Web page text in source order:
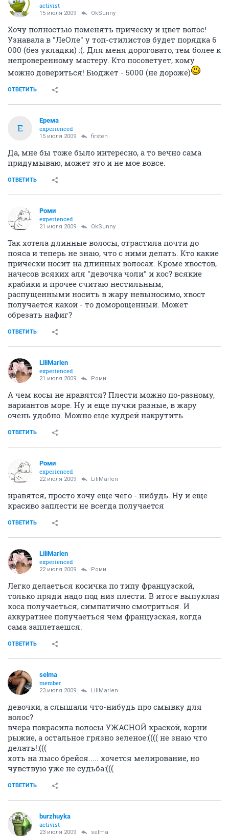
activist
15 июля 2009 OkSunny
Хочу полностью поменять прическу и цвет волос!
Узнавала в "ЛеОле" у топ-стилистов будет порядка 6
000 (без укладки) :(. Для меня дороговато, тем более к
непроверенному мастеру. Кто посоветует, кому
можно довериться! Бюджет - 5000 (не дороже)
ОТВЕТИТЬ
Е
Ерема
experienced
15 июля 2009 firsten
Да, мне бы тоже было интересно, а то вечно сама
придумываю, может это и не мое вовсе.
ОТВЕТИТЬ
Роми
experienced
21 июля 2009 OkSunny
Так хотела длинные волосы, отрастила почти до
пояса и теперь не знаю, что с ними делать. Кто какие
прически носит на длинных волосах. Кроме хвостов,
начесов всяких аля "девочка чоли" и кос? всякие
крабики и прочее считаю нестильным,
распущенными носить в жару невыносимо, хвост
получается какой - то доморощенный. Может
обрезать нафиг?
ОТВЕТИТЬ
LiliMarlen
experienced
21 июля 2009 Роми
А чем косы не нравятся? Плести можно по-разному,
вариантов море. Ну и еще пучки разные, в жару
очень удобно. Можно еще кудрей накрутить.
ОТВЕТИТЬ
Роми
experienced
22 июля 2009 LiliMarlen
нравятся, просто хочу еще чего - нибудь. Ну и еще
красиво заплести не всегда получается
ОТВЕТИТЬ
LiliMarlen
experienced
22 июля 2009 Роми
Легко делаеться косичка по типу французской,
только пряди надо под низ плести. В итоге выпуклая
коса получаеться, симпатично смотриться. И
аккуратнее получаеться чем французская, когда
сама заплетаешся.
ОТВЕТИТЬ
selma
member
23 июля 2009 LiliMarlen
девочки, а слышали что-нибудь про смывку для
волос?
вчера покрасила волосы УЖАСНОЙ краской, корни
рыжие, а остальное грязно зеленое:(((( не знаю что
делать!:(((
хоть на лысо брейся..... хочется мелирование, но
чувствую уже не судьба:(((
ОТВЕТИТЬ
burzhuyka
activist
23 июля 2009 selma